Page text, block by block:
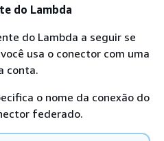
do Lambda
do Lambda a seguir se
usa o conector com uma
conta.
o nome da conexão do
federado.